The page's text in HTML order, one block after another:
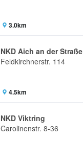
3.0km
NKD Aich an der Straße
Feldkirchnerstr. 114
4.5km
NKD Viktring
Carolinenstr. 8-36